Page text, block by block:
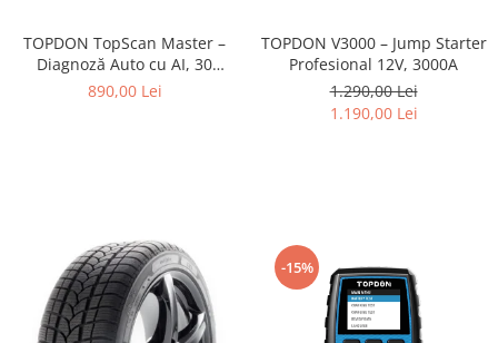
TOPDON TopScan Master –
Diagnoză Auto cu AI, 30
Funcții Service, CAN-FD & DoIP
890,00 Lei
TOPDON V3000 – Jump Starter
Profesional 12V, 3000A
1.290,00 Lei
1.190,00 Lei
-15%